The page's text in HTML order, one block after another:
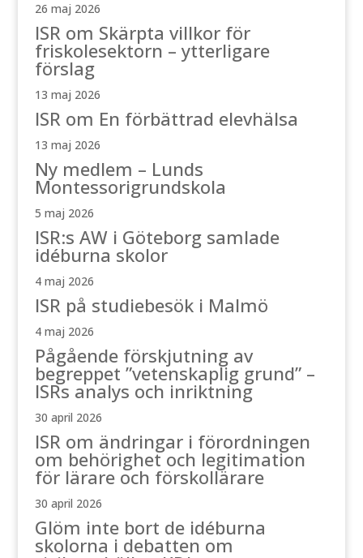
26 maj 2026
ISR om Skärpta villkor för
friskolesektorn – ytterligare
förslag
13 maj 2026
ISR om En förbättrad elevhälsa
13 maj 2026
Ny medlem – Lunds
Montessorigrundskola
5 maj 2026
ISR:s AW i Göteborg samlade
idéburna skolor
4 maj 2026
ISR på studiebesök i Malmö
4 maj 2026
Pågående förskjutning av
begreppet ”vetenskaplig grund” –
ISRs analys och inriktning
30 april 2026
ISR om ändringar i förordningen
om behörighet och legitimation
för lärare och förskollärare
30 april 2026
Glöm inte bort de idéburna
skolorna i debatten om